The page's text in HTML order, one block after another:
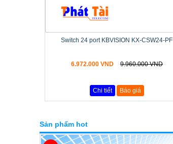
Switch 24 port KBVISION KX-CSW24-PF
6.972.000 VND 9.960.000 VND
Chi tiết Báo giá
Sản phẩm hot